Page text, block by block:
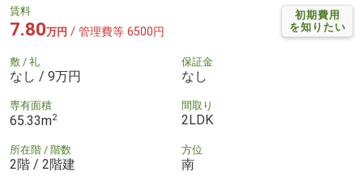
初期費用
を知りたい
賃料
7.80万円 / 管理費等 6500円
敷 / 礼
なし / 9万円
保証金
なし
専有面積
65.33m2
間取り
2LDK
所在階 / 階数
2階 / 2階建
方位
南